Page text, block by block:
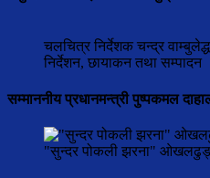
चलचित्र निर्देशक चन्द्र
निर्देशन, छायाकन तथा सम्पादन
सम्माननीय प्रधानमन्त्री पुष्पकमल
"सुन्दर पोकली झरना"